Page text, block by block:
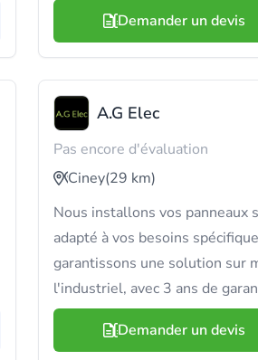
Demander un devis
A.G Elec
Pas encore d'évaluation
Ciney(29 km)
Nous installons vos panneaux
adapté à vos besoins
garantissons une solution sur
l'industriel, avec 3 ans de
Demander un devis